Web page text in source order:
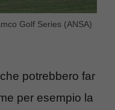
Golf Series (ANSA)
potrebbero far
per esempio la